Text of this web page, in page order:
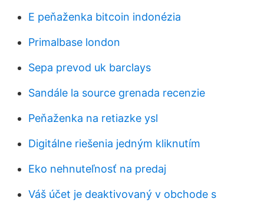
E peňaženka bitcoin indonézia
Primalbase london
Sepa prevod uk barclays
Sandále la source grenada recenzie
Peňaženka na retiazke ysl
Digitálne riešenia jedným kliknutím
Eko nehnuteľnosť na predaj
Váš účet je deaktivovaný v obchode s